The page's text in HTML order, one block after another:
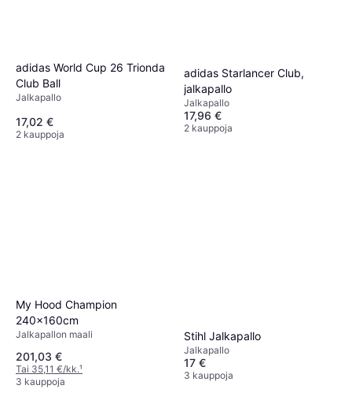
adidas World Cup 26 Trionda
Club Ball
Jalkapallo
17,02 €
2 kauppoja
adidas Starlancer Club,
jalkapallo
Jalkapallo
17,96 €
2 kauppoja
My Hood Champion
240x160cm
Jalkapallon maali
201,03 €
Tai 35,11 €/kk.¹
3 kauppoja
Stihl Jalkapallo
Jalkapallo
17 €
3 kauppoja